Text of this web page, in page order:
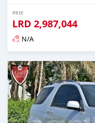
PRIX
LRD 2,987,044
N/A
Publié il y a presque 6 ans